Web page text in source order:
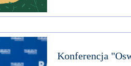
Konferencja